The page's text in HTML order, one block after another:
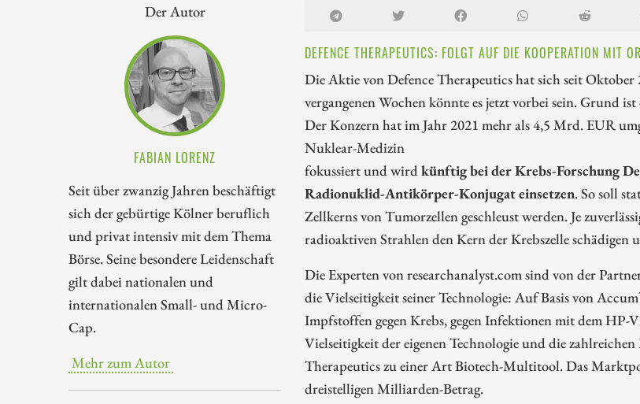
Der Autor
FABIAN LORENZ
Seit über zwanzig Jahren beschäftigt
sich der gebürtige Kölner beruflich
und privat intensiv mit dem Thema
Börse. Seine besondere Leidenschaft
gilt dabei nationalen und
internationalen Small- und Micro-
Cap.
Mehr zum Autor
DEFENCE THERAPEUTICS: FOLGT AUF DIE KOOPERATION MIT
Die Aktie von Defence Therapeutics hat sich seit
vergangenen Wochen könnte es jetzt vorbei sein. Grund
Der Konzern hat im Jahr 2021 mehr als 4,5 Mrd. EUR
Nuklear-Medizin
fokussiert und wirdkünftig bei der Krebs-Forschung
Radionuklid-Antikörper-Konjugat einsetzen. So soll
Zellkerns von Tumorzellen geschleust werden. Je
radioaktiven Strahlen den Kern der Krebszelle schädigen
Die Experten von researchanalyst.com sind von der
die Vielseitigkeit seiner Technologie: Auf Basis von
Impfstoffen gegen Krebs, gegen Infektionen mit dem
Vielseitigkeit der eigenen Technologie und die
Therapeutics zu einer Art Biotech-Multitool. Das
dreistelligen Milliarden-Betrag.